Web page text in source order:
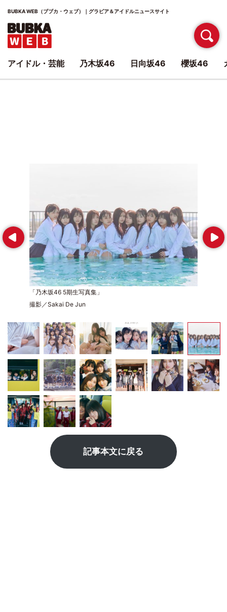
BUBKA WEB（ブブカ・ウェブ）｜グラビア＆アイドルニュースサイト
Prev
「乃木坂46 5期生写真集」
撮影／Sakai De Jun
Next
記事本文に戻る
アイドル・芸能 乃木坂46 日向坂46 櫻坂46